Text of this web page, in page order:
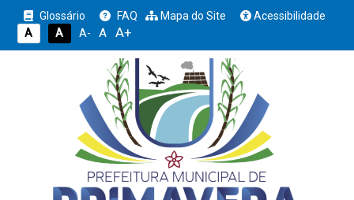
Glossário FAQ Mapa do Site
Acessibilidade
A
A A- A A+